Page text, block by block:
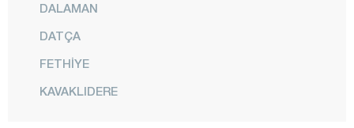
DALAMAN
DATÇA
FETHİYE
KAVAKLIDERE